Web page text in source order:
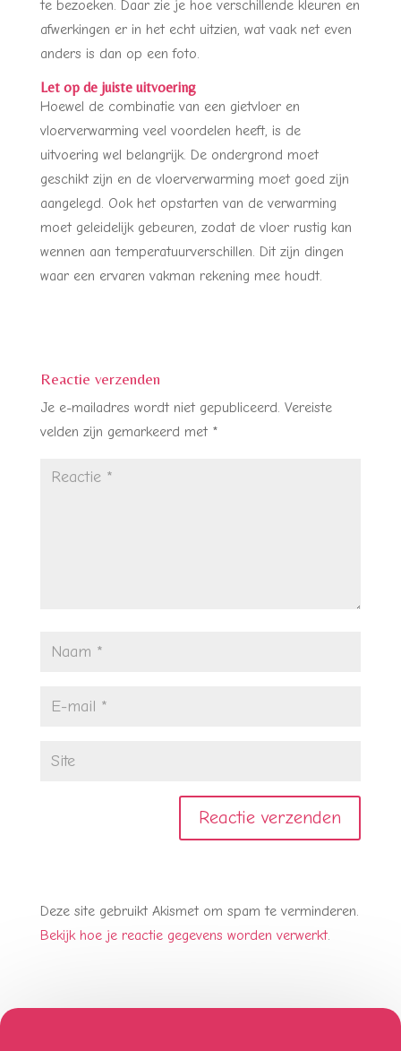
te bezoeken. Daar zie je hoe verschillende kleuren en
afwerkingen er in het echt uitzien, wat vaak net even
anders is dan op een foto.
Let op de juiste uitvoering
Hoewel de combinatie van een gietvloer en
vloerverwarming veel voordelen heeft, is de
uitvoering wel belangrijk. De ondergrond moet
geschikt zijn en de vloerverwarming moet goed zijn
aangelegd. Ook het opstarten van de verwarming
moet geleidelijk gebeuren, zodat de vloer rustig kan
wennen aan temperatuurverschillen. Dit zijn dingen
waar een ervaren vakman rekening mee houdt.
Reactie verzenden
Je e-mailadres wordt niet gepubliceerd. Vereiste
velden zijn gemarkeerd met *
Deze site gebruikt Akismet om spam te verminderen.
Bekijk hoe je reactie gegevens worden verwerkt.